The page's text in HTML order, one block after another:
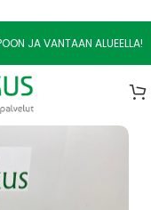
JA VANTAAN ALUEELLA!